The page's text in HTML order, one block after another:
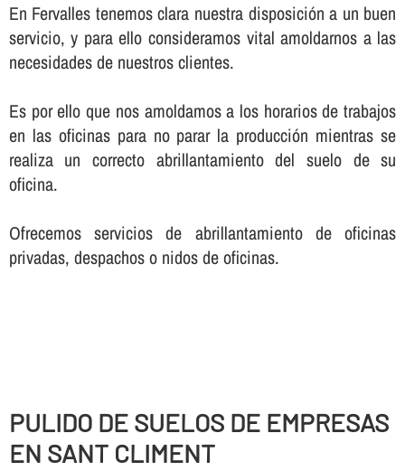
En Fervalles tenemos clara nuestra disposición a un buen
servicio, y para ello consideramos vital amoldarnos a las
necesidades de nuestros clientes.
Es por ello que nos amoldamos a los horarios de trabajos
en las oficinas para no parar la producción mientras se
realiza un correcto abrillantamiento del suelo de su
oficina.
Ofrecemos servicios de abrillantamiento de oficinas
privadas, despachos o nidos de oficinas.
PULIDO DE SUELOS DE EMPRESAS
EN SANT CLIMENT